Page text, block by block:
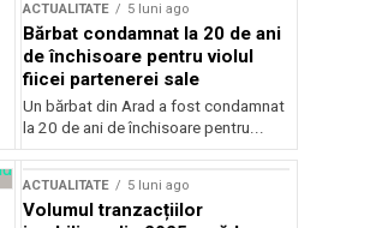
ACTUALITATE 5 luni ago
Bărbat condamnat la 20 de ani
de închisoare pentru violul
fiicei partenerei sale
Un bărbat din Arad a fost condamnat
la 20 de ani de închisoare pentru...
ACTUALITATE 5 luni ago
Volumul tranzacțiilor